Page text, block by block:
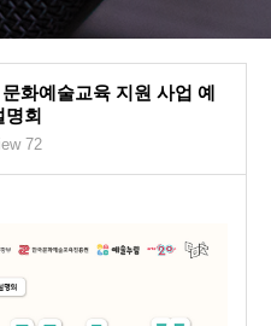
화예술교육 지원 사업 예
회
72